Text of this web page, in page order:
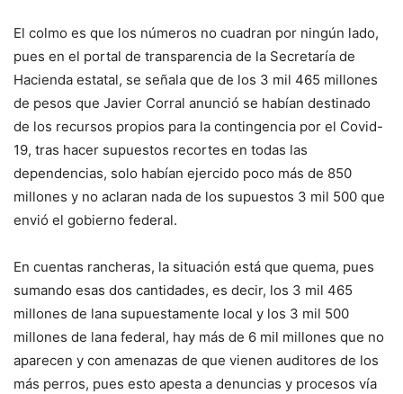
El colmo es que los números no cuadran por ningún lado,
pues en el portal de transparencia de la Secretaría de
Hacienda estatal, se señala que de los 3 mil 465 millones
de pesos que Javier Corral anunció se habían destinado
de los recursos propios para la contingencia por el Covid-
19, tras hacer supuestos recortes en todas las
dependencias, solo habían ejercido poco más de 850
millones y no aclaran nada de los supuestos 3 mil 500 que
envió el gobierno federal.
En cuentas rancheras, la situación está que quema, pues
sumando esas dos cantidades, es decir, los 3 mil 465
millones de lana supuestamente local y los 3 mil 500
millones de lana federal, hay más de 6 mil millones que no
aparecen y con amenazas de que vienen auditores de los
más perros, pues esto apesta a denuncias y procesos vía